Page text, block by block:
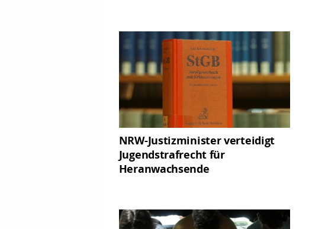
NRW-Justizminister verteidigt
Jugendstrafrecht für
Heranwachsende